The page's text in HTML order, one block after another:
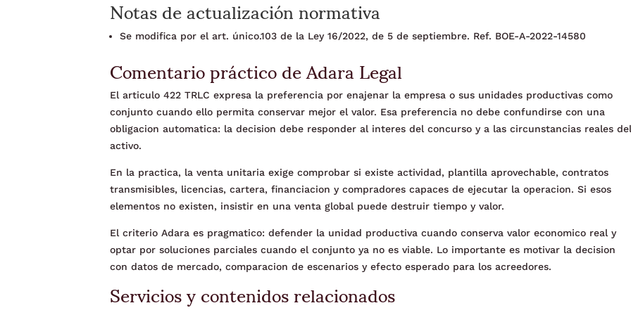
Se modifica por el art. único.103 de la Ley 16/2022, de 5 de septiembre. Ref. BOE-A-2022-14580
Comentario práctico de Adara Legal
El articulo 422 TRLC expresa la preferencia por enajenar la empresa o sus unidades productivas como
conjunto cuando ello permita conservar mejor el valor. Esa preferencia no debe confundirse con una
obligacion automatica: la decision debe responder al interes del concurso y a las circunstancias reales
activo.
En la practica, la venta unitaria exige comprobar si existe actividad, plantilla aprovechable, contratos
transmisibles, licencias, cartera, financiacion y compradores capaces de ejecutar la operacion. Si esos
elementos no existen, insistir en una venta global puede destruir tiempo y valor.
El criterio Adara es pragmatico: defender la unidad productiva cuando conserva valor economico real y
optar por soluciones parciales cuando el conjunto ya no es viable. Lo importante es motivar la decision
con datos de mercado, comparacion de escenarios y efecto esperado para los acreedores.
Servicios y contenidos relacionados